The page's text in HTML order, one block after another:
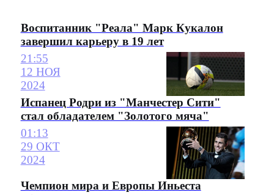
Воспитанник "Реала" Марк Кукалон
завершил карьеру в 19 лет
21:55
12 НОЯ
2024
Испанец Родри из "Манчестер Сити"
стал обладателем "Золотого мяча"
01:13
29 ОКТ
2024
Чемпион мира и Европы Иньеста